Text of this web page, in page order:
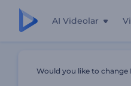
AI Videolar
Would you like to change